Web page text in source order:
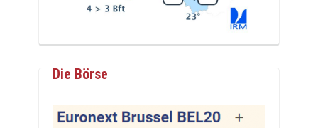
Die Börse